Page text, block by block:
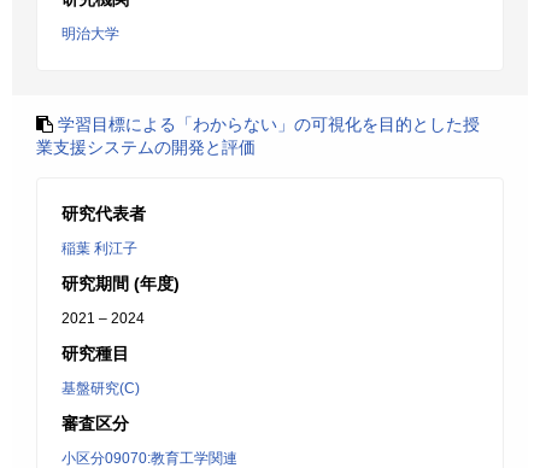
明治大学
学習目標による「わからない」の可視化を目的とした授
業支援システムの開発と評価
研究代表者
稲葉 利江子
研究期間 (年度)
2021 – 2024
研究種目
基盤研究(C)
審査区分
小区分09070:教育工学関連